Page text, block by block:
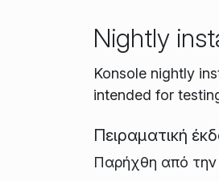
Nightly
Konsole nightly
intended for
Πειραματική
Παρήχθη από την